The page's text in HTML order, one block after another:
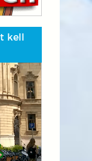
kell